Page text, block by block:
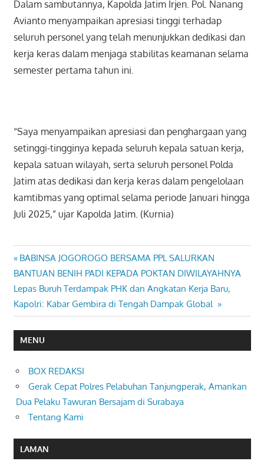
Dalam sambutannya, Kapolda Jatim Irjen. Pol. Nanang
Avianto menyampaikan apresiasi tinggi terhadap
seluruh personel yang telah menunjukkan dedikasi dan
kerja keras dalam menjaga stabilitas keamanan selama
semester pertama tahun ini.
“Saya menyampaikan apresiasi dan penghargaan yang
setinggi-tingginya kepada seluruh kepala satuan kerja,
kepala satuan wilayah, serta seluruh personel Polda
Jatim atas dedikasi dan kerja keras dalam pengelolaan
kamtibmas yang optimal selama periode Januari hingga
Juli 2025,” ujar Kapolda Jatim. (Kurnia)
Navigasi
pos
Previous
Post:
BABINSA JOGOROGO BERSAMA PPL SALURKAN
BANTUAN BENIH PADI KEPADA POKTAN DIWILAYAHNYA
Next
Post:
Lepas Buruh Terdampak PHK dan Angkatan Kerja Baru,
Kapolri: Kabar Gembira di Tengah Dampak Global
MENU
BOX REDAKSI
Gerak Cepat Polres Pelabuhan Tanjungperak, Amankan
Dua Pelaku Tawuran Bersajam di Surabaya
Tentang Kami
LAMAN